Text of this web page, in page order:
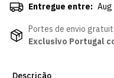
Entregue entre: Aug
Portes de envio
Exclusivo Portugal
Descrição